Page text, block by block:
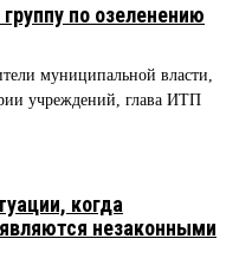
по озеленению
муниципальной власти,
учреждений, глава ИТП
когда
незаконными